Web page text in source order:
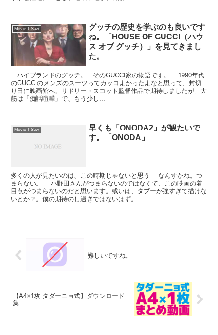
Movie I Saw
グッチの歴史を学ぶのも良いです
ね。「HOUSE OF GUCCI（ハウ
ス オブ グッチ）」を見てきまし
た。
ハイブランドのグッチ。 そのGUCCI家の物語です。 1990年代
のGUCCIのメンズのスーツってカッコよかったよなと思って、封切
り日に映画館へ。リドリー・スコット監督作品で期待しましたが、大
筋は「痴話喧嘩」で、もう少し...
Movie I Saw
早くも「ONODA2」が観たいで
す。「ONODA」
多くの人が見たいのは、この時期じゃないと思う なんすかね。つ
まらない。 小野田さんがつまらないのではなくて、この映画の着
目点がつまらないのだと思います。或いは、タブーが強すぎて描けな
いとか？。僕の期待のし過ぎではないはず。...
難しいですね。
【A4×1枚 タダーニョ式】ダウンロード
集